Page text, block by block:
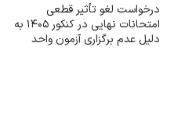
درخواست لغو تأثیر قطعی
امتحانات نهایی در کنکور ۱۴۰۵ به
دلیل عدم برگزاری آزمون واحد